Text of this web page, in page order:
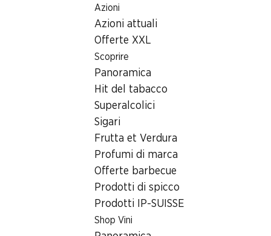
Azioni
Azioni attuali
Offerte XXL
Scoprire
Panoramica
Hit del tabacco
Superalcolici
Sigari
Frutta et Verdura
Profumi di marca
Offerte barbecue
Prodotti di spicco
Prodotti IP-SUISSE
Shop Vini
Ricerca di filiale
Filiale Denner Hauptstrasse 21, 8246 Langwiesen
8246 Langwiesen, EKZ
Hauptstrasse 21, 8246 Langwiesen
Orari di apertura